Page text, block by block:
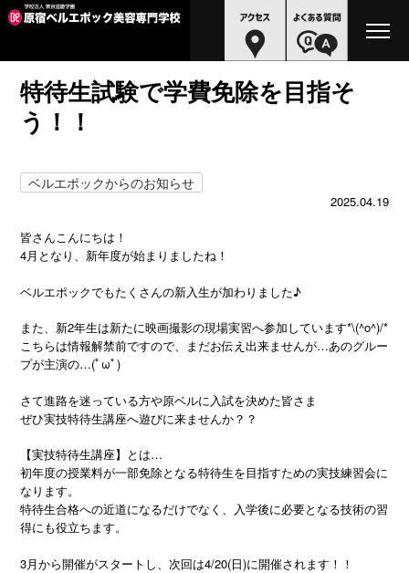
特待生試験で学費免除を目指そ
う！！
ベルエポックからのお知らせ
2025.04.19
皆さんこんにちは！
4月となり、新年度が始まりましたね！
ベルエポックでもたくさんの新入生が加わりました♪
また、新2年生は新たに映画撮影の現場実習へ参加しています*\(^o^)/*
こちらは情報解禁前ですので、まだお伝え出来ませんが…あのグルー
プが主演の…(ﾟωﾟ)
さて進路を迷っている方や原ベルに入試を決めた皆さま
ぜひ実技特待生講座へ遊びに来ませんか？？
【実技特待生講座】とは…
初年度の授業料が一部免除となる特待生を目指すための実技練習会に
なります。
特待生合格への近道になるだけでなく、入学後に必要となる技術の習
得にも役立ちます。
3月から開催がスタートし、次回は4/20(日)に開催されます！！